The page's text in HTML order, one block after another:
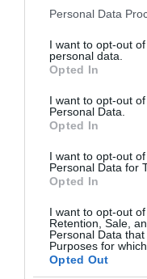
Please note that this
not limited to your visit
grant or deny consent
use your data for
consent section.
Personal Data
I want to opt-out
personal data.
Opted In
I want to opt-out
Personal Data.
Opted In
I want to opt-out
Personal Data for
Opted In
I want to opt-out
Retention, Sale,
Personal Data
Purposes for
Opted Out
Korábbi
HASONLÓ